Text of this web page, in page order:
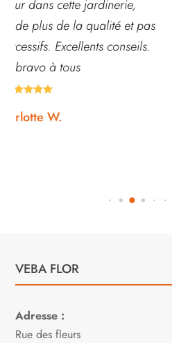
Très belle jardinerie,
d’arbustes mais
accessoires de jardin.
disponible pour
régulièrement et ne
VEBA FLOR
Adresse :
Rue des fleurs